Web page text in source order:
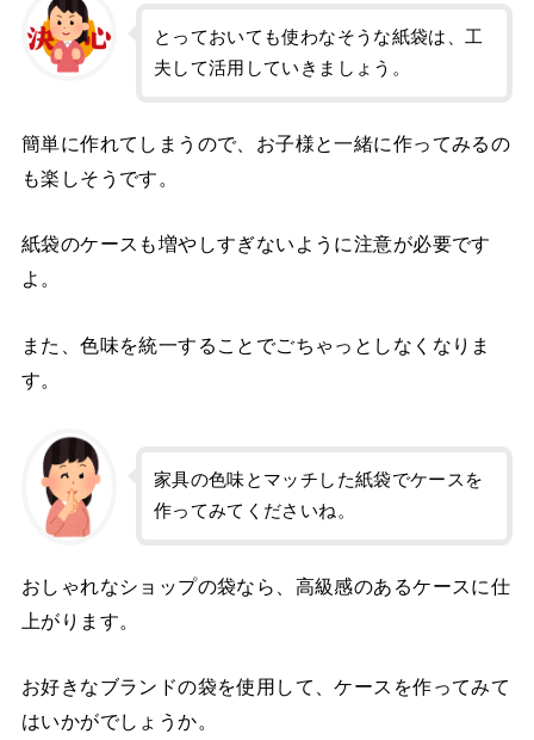
とっておいても使わなそうな紙袋は、工
夫して活用していきましょう。
簡単に作れてしまうので、お子様と一緒に作ってみるの
も楽しそうです。
紙袋のケースも増やしすぎないように注意が必要です
よ。
また、色味を統一することでごちゃっとしなくなりま
す。
家具の色味とマッチした紙袋でケースを
作ってみてくださいね。
おしゃれなショップの袋なら、高級感のあるケースに仕
上がります。
お好きなブランドの袋を使用して、ケースを作ってみて
はいかがでしょうか。